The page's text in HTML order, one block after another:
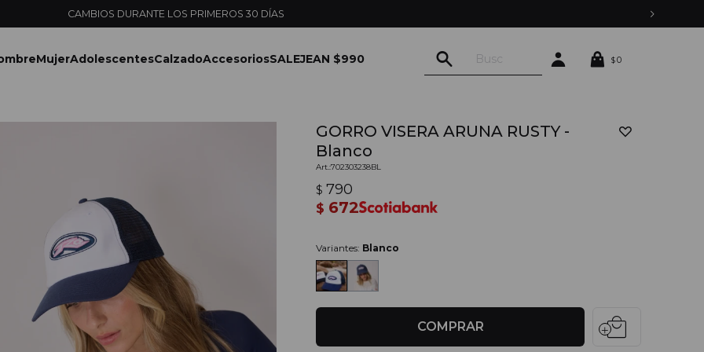
ENVÍOS EXPRESS EN MONTEVIDEO CON PEDIDOS YA
MujerAdolescentesCalzadoAccesoriosSALEJEAN $990 $0
GORRO VISERA ARUNA RUSTY -
Blanco
702303238BL
$ 790
$ 672
Variantes: Blanco
COMPRAR local_mall